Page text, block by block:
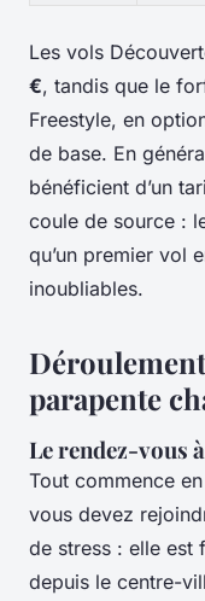
Les vols
€, tandis que le
Freestyle, en
de base. En
bénéficient d’un
coule de source :
qu’un premier vol
inoubliables.
parapente
Le rendez-vous
Tout commence
vous devez
de stress : elle est
depuis le centre-